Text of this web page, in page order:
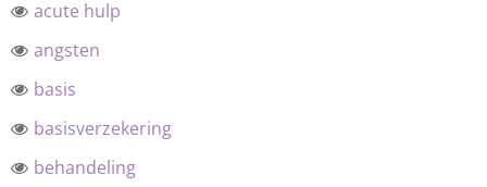
acute hulp
angsten
basis
basisverzekering
behandeling